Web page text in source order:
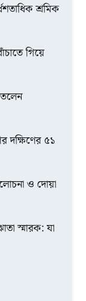
শ্রমিক
গিয়ে
দক্ষিণের ৫১
ও দোয়া
স্মারক: যা